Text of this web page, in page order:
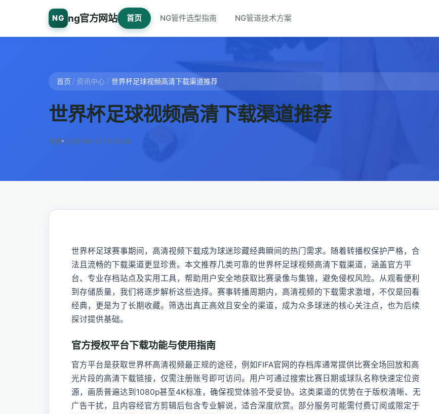
NG ng官方网站 首页 NG管件选型指南 NG管道技术方案
首页 / 资讯中心 / 世界杯足球视频高清下载渠道推荐
世界杯足球视频高清下载渠道推荐
专题 2026-06-12 16:35:58
世界杯足球赛事期间，高清视频下载成为球迷珍藏经典瞬间的热门需求。随着转播权保护严格，合
法且流畅的下载渠道更显珍贵。本文推荐几类可靠的世界杯足球视频高清下载渠道，涵盖官方平
台、专业存档站点及实用工具，帮助用户安全地获取比赛录像与集锦，避免侵权风险。从观看便利
到存储质量，我们将逐步解析这些选择。赛事转播周期内，高清视频的下载需求激增，不仅是回看
经典，更是为了长期收藏。筛选出真正高效且安全的渠道，成为众多球迷的核心关注点，也为后续
探讨提供基础。
官方授权平台下载功能与使用指南
官方平台是获取世界杯高清视频最正规的途径，例如FIFA官网的存档库通常提供比赛全场回放和高
光片段的高清下载链接，仅需注册账号即可访问。用户可通过搜索比赛日期或球队名称快速定位资
源，画质普遍达到1080p甚至4K标准，确保视觉体验不受妥协。这类渠道的优势在于版权清晰、无
广告干扰，且内容经官方剪辑后包含专业解说，适合深度欣赏。部分服务可能需付费订阅或限定于